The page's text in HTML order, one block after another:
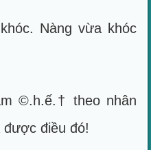
Nàng vừa khóc
©.h.ế.† theo nhân
điều đó!